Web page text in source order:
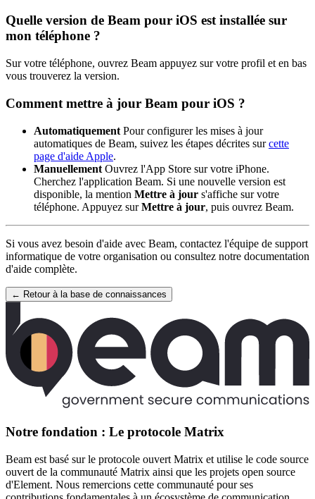
Quelle version de Beam pour iOS est installée sur
mon téléphone ?
Sur votre téléphone, ouvrez Beam appuyez sur votre profil et en bas
vous trouverez la version.
Comment mettre à jour Beam pour iOS ?
Automatiquement Pour configurer les mises à jour
automatiques de Beam, suivez les étapes décrites surcette
page d'aide Apple.
Manuellement Ouvrez l'App Store sur votre iPhone.
Cherchez l'application Beam. Si une nouvelle version est
disponible, la mention Mettre à jour s'affiche sur votre
téléphone. Appuyez surMettre à jour, puis ouvrez Beam.
Si vous avez besoin d'aide avec Beam, contactez l'équipe de support
informatique de votre organisation ou consultez notre documentation
d'aide complète.
← Retour à la base de connaissances
Notre fondation : Le protocole Matrix
Beam est basé sur le protocole ouvert Matrix et utilise le code source
ouvert de la communauté Matrix ainsi que les projets open source
d'Element. Nous remercions cette communauté pour ses